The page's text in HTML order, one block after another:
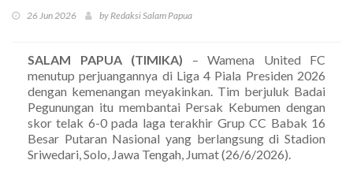
26 Jun 2026 by Redaksi Salam Papua
SALAM PAPUA (TIMIKA) – Wamena United FC
menutup perjuangannya di Liga 4 Piala Presiden 2026
dengan kemenangan meyakinkan. Tim berjuluk Badai
Pegunungan itu membantai Persak Kebumen dengan
skor telak 6-0 pada laga terakhir Grup CC Babak 16
Besar Putaran Nasional yang berlangsung di Stadion
Sriwedari, Solo, Jawa Tengah, Jumat (26/6/2026).